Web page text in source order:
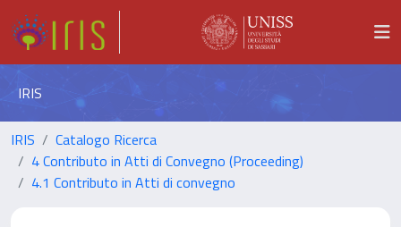
IRIS
IRIS
Catalogo Ricerca
4 Contributo in Atti di Convegno (Proceeding)
4.1 Contributo in Atti di convegno